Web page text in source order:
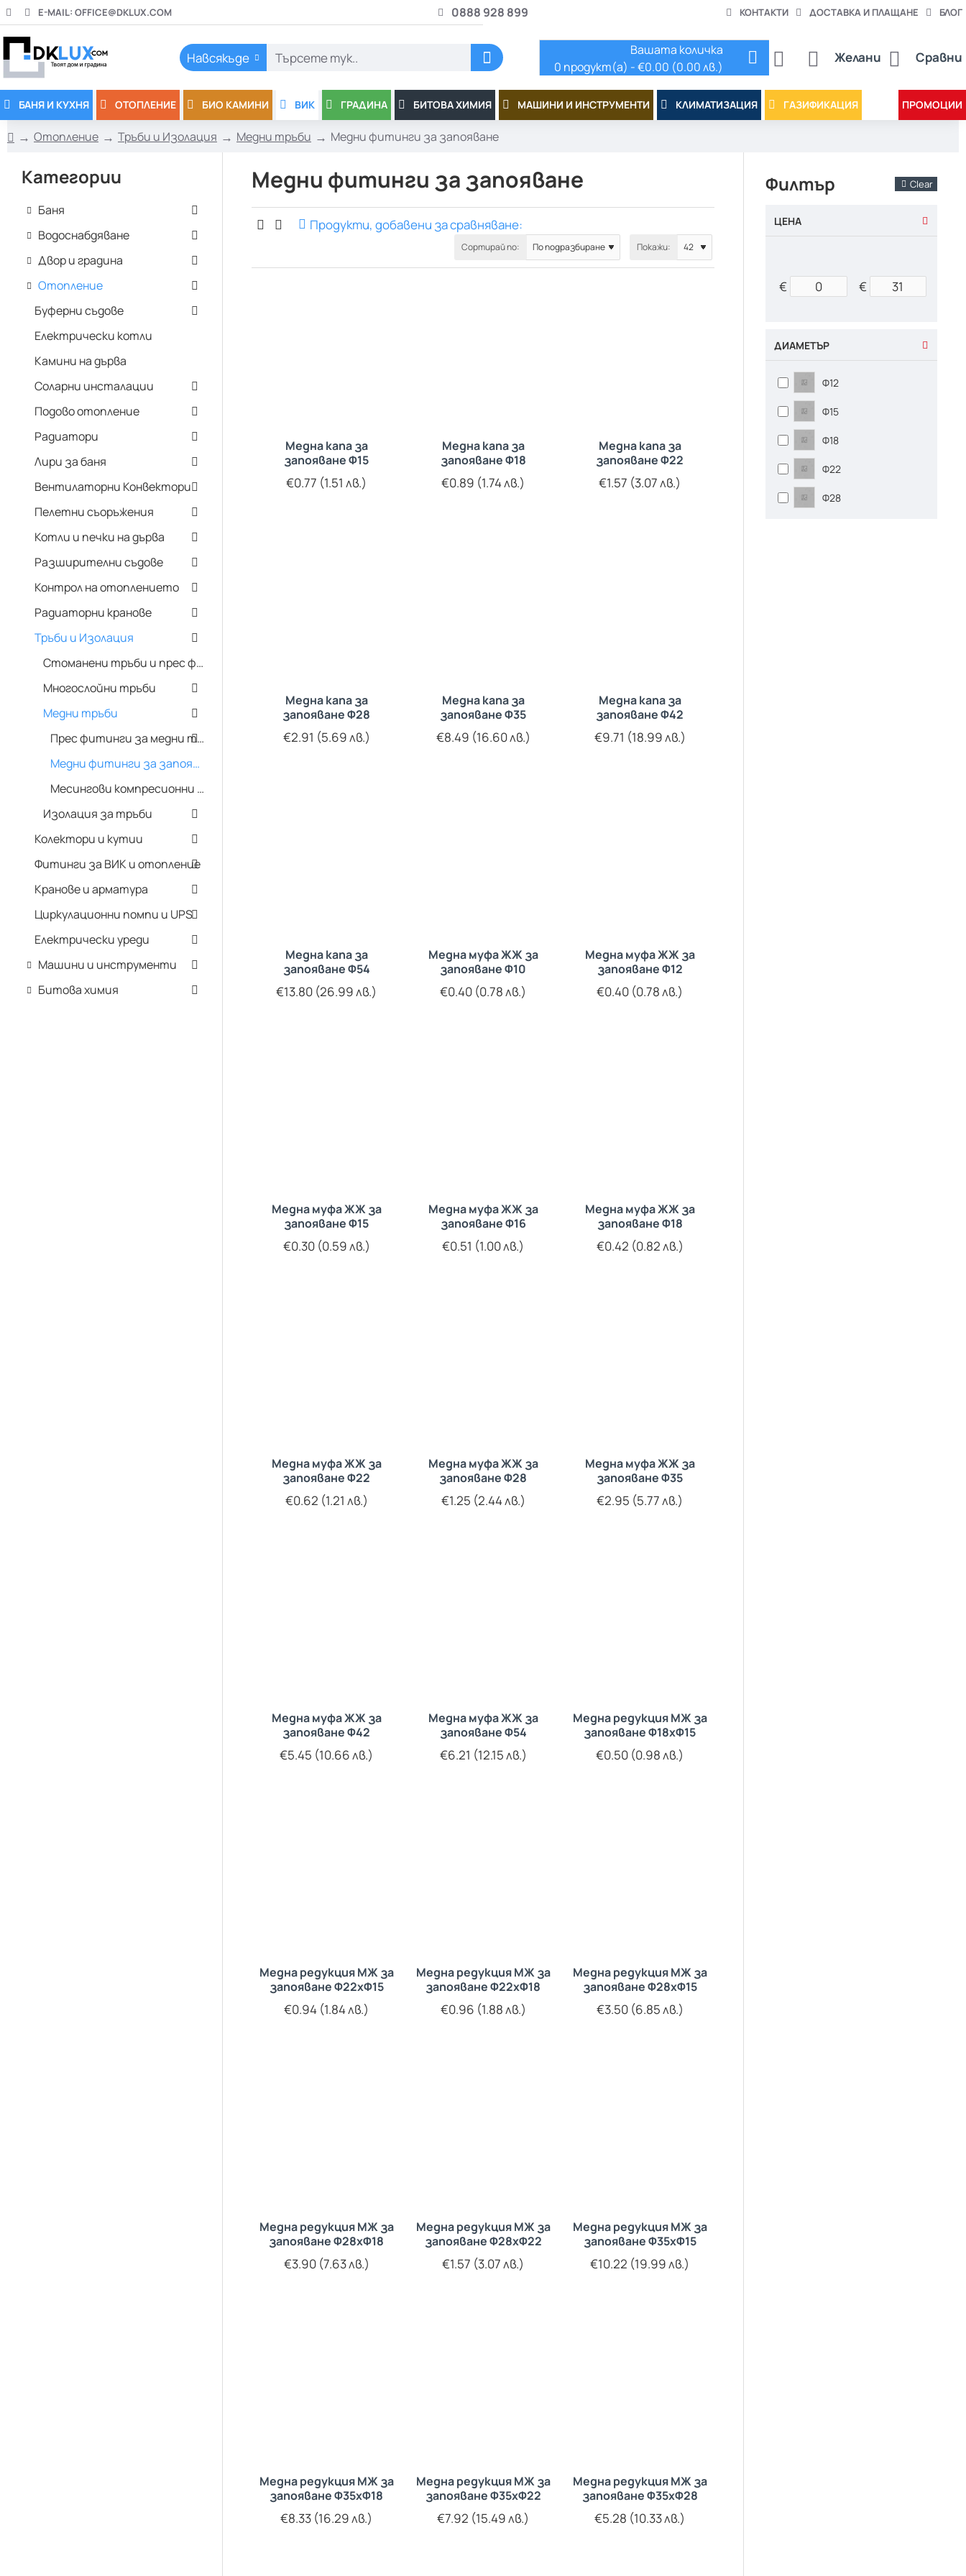
E-MAIL: OFFICE@DKLUX.COM 0888 928 899 КОНТАКТИ ДОСТАВКА И ПЛАЩАНЕ БЛОГ
Навсякъде
Търсете
Желани Сравни
Вашата количка
0 продукт(а) - €0.00 (0.00 лв.)
БАНЯ И КУХНЯ ОТОПЛЕНИЕ БИО КАМИНИ ВИК ГРАДИНА БИТОВА ХИМИЯ МАШИНИ И ИНСТРУМЕНТИ КЛИМАТИЗАЦИЯ ГАЗИФИКАЦИЯ ПРОМОЦИИ
Отопление Тръби и Изолация Медни тръби Медни фитинги за запояване
Категории
Баня
Водоснабдяване
Двор и градина
Отопление
Буферни съдове
Електрически котли
Камини на дърва
Соларни инсталации
Подово отопление
Радиатори
Лири за баня
Вентилаторни Конвектори
Пелетни съоръжения
Котли и печки на дърва
Разширителни съдове
Контрол на отоплението
Радиаторни кранове
Тръби и Изолация
Стоманени тръби и прес фитинги
Многослойни тръби
Медни тръби
Прес фитинги за медни тръби
Медни фитинги за запояване
Месингови компресионни фитинги
Изолация за тръби
Колектори и кутии
Фитинги за ВИК и отопление
Кранове и арматура
Циркулационни помпи и UPS
Електрически уреди
Машини и инструменти
Битова химия
Медни фитинги за запояване
Продукти, добавени за сравняване:
Сортирай по: Покажи:
Медна капа за
запояване Ф15
€0.77 (1.51 лв.)
Медна капа за
запояване Ф18
€0.89 (1.74 лв.)
Медна капа за
запояване Ф22
€1.57 (3.07 лв.)
Медна капа за
запояване Ф28
€2.91 (5.69 лв.)
Медна капа за
запояване Ф35
€8.49 (16.60 лв.)
Медна капа за
запояване Ф42
€9.71 (18.99 лв.)
Медна капа за
запояване Ф54
€13.80 (26.99 лв.)
Медна муфа ЖЖ за
запояване Ф10
€0.40 (0.78 лв.)
Медна муфа ЖЖ за
запояване Ф12
€0.40 (0.78 лв.)
Медна муфа ЖЖ за
запояване Ф15
€0.30 (0.59 лв.)
Медна муфа ЖЖ за
запояване Ф16
€0.51 (1.00 лв.)
Медна муфа ЖЖ за
запояване Ф18
€0.42 (0.82 лв.)
Медна муфа ЖЖ за
запояване Ф22
€0.62 (1.21 лв.)
Медна муфа ЖЖ за
запояване Ф28
€1.25 (2.44 лв.)
Медна муфа ЖЖ за
запояване Ф35
€2.95 (5.77 лв.)
Медна муфа ЖЖ за
запояване Ф42
€5.45 (10.66 лв.)
Медна муфа ЖЖ за
запояване Ф54
€6.21 (12.15 лв.)
Медна редукция МЖ за
запояване Ф18хФ15
€0.50 (0.98 лв.)
Медна редукция МЖ за
запояване Ф22хФ15
€0.94 (1.84 лв.)
Медна редукция МЖ за
запояване Ф22хФ18
€0.96 (1.88 лв.)
Медна редукция МЖ за
запояване Ф28хФ15
€3.50 (6.85 лв.)
Медна редукция МЖ за
запояване Ф28хФ18
€3.90 (7.63 лв.)
Медна редукция МЖ за
запояване Ф28хФ22
€1.57 (3.07 лв.)
Медна редукция МЖ за
запояване Ф35хФ15
€10.22 (19.99 лв.)
Медна редукция МЖ за
запояване Ф35хФ18
€8.33 (16.29 лв.)
Медна редукция МЖ за
запояване Ф35хФ22
€7.92 (15.49 лв.)
Медна редукция МЖ за
запояване Ф35хФ28
€5.28 (10.33 лв.)
Филтър Clear
ЦЕНА
€ €
ДИАМЕТЪР
Ф12
Ф15
Ф18
Ф22
Ф28